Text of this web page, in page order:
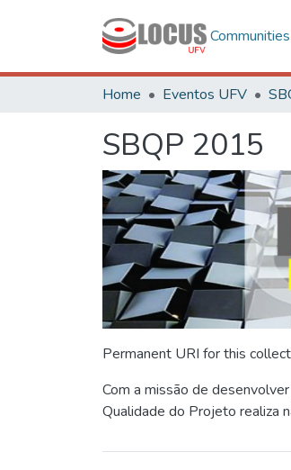
Home Eventos UFV
SBQP 2015
Permanent URI for this
Com a missão de
Qualidade do Projeto realiza